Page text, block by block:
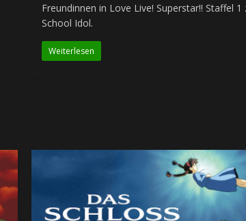
Freundinnen in Love Live! Superstar!! Staffel 1
School Idol.
Weiterlesen